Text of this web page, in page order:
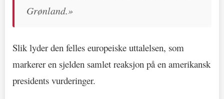
Grønland.»
Slik lyder den felles europeiske uttalelsen, som
markerer en sjelden samlet reaksjon på en amerikansk
presidents vurderinger.